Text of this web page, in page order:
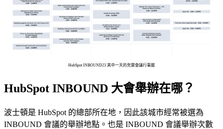
HubSpot INBOUND23 其中一天的充實會議行事曆
HubSpot INBOUND 大會舉辦在哪？
波士頓是 HubSpot 的總部所在地，因此該城市經常被選為
INBOUND 會議的舉辦地點。也是 INBOUND 會議舉辦次數